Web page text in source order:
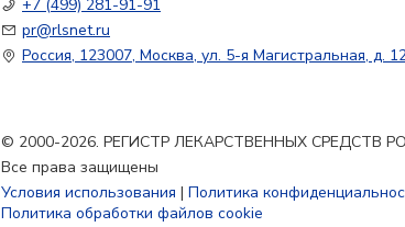
+7 (499) 281-91-91
pr@rlsnet.ru
Россия, 123007, Москва, ул. 5-я Магистральная, д.
© 2000-2026. РЕГИСТР ЛЕКАРСТВЕННЫХ СРЕДСТВ
Все права защищены
Условия использования | Политика
Политика обработки файлов cookie